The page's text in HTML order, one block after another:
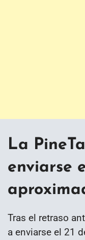
La
enviarse
Tras el retraso
a enviarse el 21